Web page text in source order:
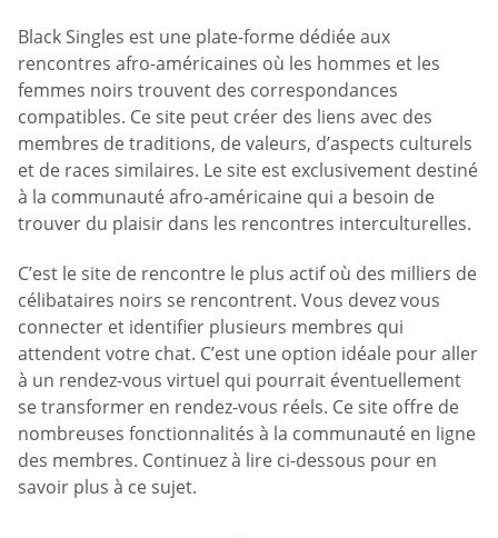
Black Singles est une plate-forme dédiée aux
rencontres afro-américaines où les hommes et les
femmes noirs trouvent des correspondances
compatibles. Ce site peut créer des liens avec des
membres de traditions, de valeurs, d’aspects culturels
et de races similaires. Le site est exclusivement destiné
à la communauté afro-américaine qui a besoin de
trouver du plaisir dans les rencontres interculturelles.
C’est le site de rencontre le plus actif où des milliers de
célibataires noirs se rencontrent. Vous devez vous
connecter et identifier plusieurs membres qui
attendent votre chat. C’est une option idéale pour aller
à un rendez-vous virtuel qui pourrait éventuellement
se transformer en rendez-vous réels. Ce site offre de
nombreuses fonctionnalités à la communauté en ligne
des membres. Continuez à lire ci-dessous pour en
savoir plus à ce sujet.